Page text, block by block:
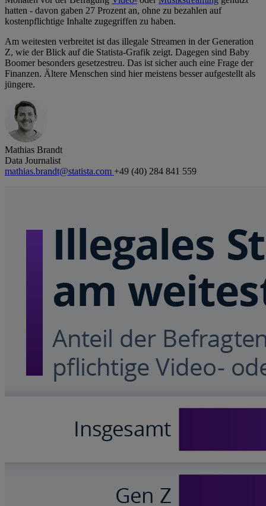
hatten - davon gaben 27 Prozent an, ohne zu bezahlen auf
kostenpflichtige Inhalte zugegriffen zu haben.
Am weitesten verbreitet ist das illegale Streamen in der Generation
Z, wie der Blick auf die Statista-Grafik zeigt. Dagegen sind Baby
Boomer besonders gesetzestreu. Das ist sicher auch eine Frage der
Finanzen. Ältere Menschen sind hier meistens besser aufgestellt als
jüngere.
Mathias Brandt
Data Journalist
mathias.brandt@statista.com +49 (40) 284 841 559